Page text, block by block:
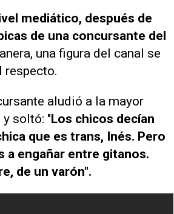
mediático, después de
de una concursante del
una figura del canal se
respecto.
aludió a la mayor
soltó: "Los chicos decían
que es trans, Inés. Pero
a engañar entre gitanos.
de un varón".